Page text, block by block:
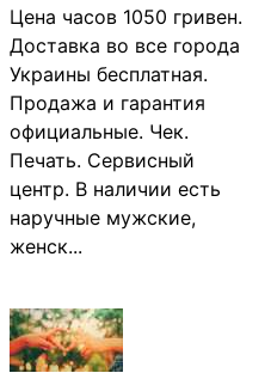
Цена часов 1050 гривен.
Доставка во все города
Украины бесплатная.
Продажа и гарантия
официальные. Чек.
Печать. Сервисный
центр. В наличии есть
наручные мужские,
женск...